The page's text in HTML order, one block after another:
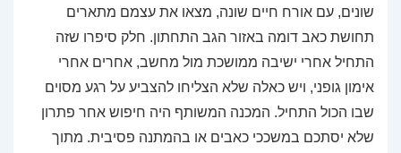
שונים, עם אורח חיים שונה, מצאו את עצמם מתארים
תחושת כאב דומה באזור הגב התחתון. חלק סיפרו שזה
התחיל אחרי ישיבה ממושכת מול מחשב, אחרים אחרי
אימון גופני, ויש כאלה שלא הצליחו להצביע על רגע מסוים
שבו הכול התחיל. המכנה המשותף היה חיפוש אחר פתרון
שלא יסתכם במשככי כאבים או בהמתנה פסיבית. מתוך